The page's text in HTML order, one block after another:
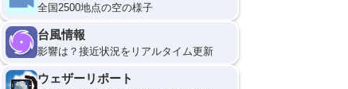
全国2500地点の空の様子
台風情報
影響は？接近状況をリアルタイム更新
ウェザーリポート